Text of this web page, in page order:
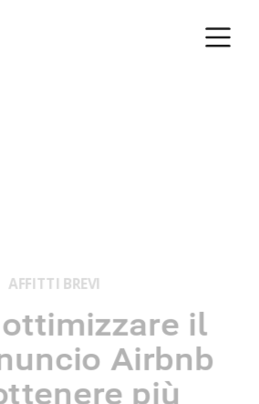
AFFITTI BREVI
il
Airbnb
più